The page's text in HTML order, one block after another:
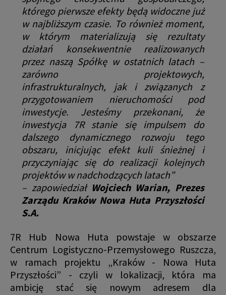
którego pierwsze efekty będą widoczne już
w najbliższym czasie. To również moment,
w którym materializują się rezultaty
działań konsekwentnie realizowanych
przez naszą Spółkę w ostatnich latach –
zarówno projektowych,
infrastrukturalnych, jak i związanych z
przygotowaniem nieruchomości pod
inwestycje. Jesteśmy przekonani, że
inwestycja 7R stanie się impulsem do
dalszego dynamicznego rozwoju tego
obszaru, inicjując efekt kuli śnieżnej i
przyczyniając się do realizacji kolejnych
projektów w nadchodzących latach”
– zapowiedział Wojciech Warian, Prezes
Zarządu Kraków Nowa Huta Przyszłości
S.A.
7R Hub Nowa Huta powstaje w obszarze
Centrum Logistyczno-Przemysłowego Ruszcza,
w ramach projektu „Kraków - Nowa Huta
Przyszłości” - czyli w lokalizacji, która ma
ambicję stać się nowym adresem dla